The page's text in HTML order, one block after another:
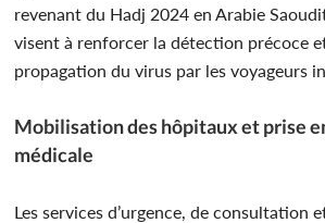
revenant du Hadj 2024 en Arabie
visent à renforcer la détection précoce
propagation du virus par les voyageurs
Mobilisation des hôpitaux et prise
médicale
Les services d’urgence, de consultation